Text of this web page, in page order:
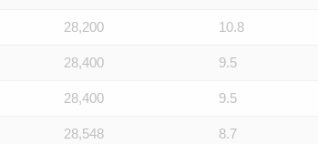
28,200 10.8
28,400 9.5
28,400 9.5
28,548 8.7